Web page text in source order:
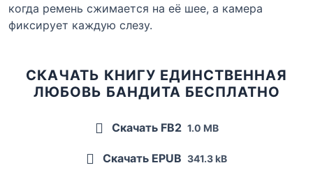
когда ремень сжимается на её шее, а камера
фиксирует каждую слезу.
СКАЧАТЬ КНИГУ ЕДИНСТВЕННАЯ
ЛЮБОВЬ БАНДИТА БЕСПЛАТНО
Скачать FB2 1.0 MB
Скачать EPUB 341.3 kB